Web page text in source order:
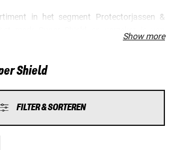
in het segment Protectorjassen &
merk Super Shield en verzeker je van
Show more
Shield
FILTER & SORTEREN